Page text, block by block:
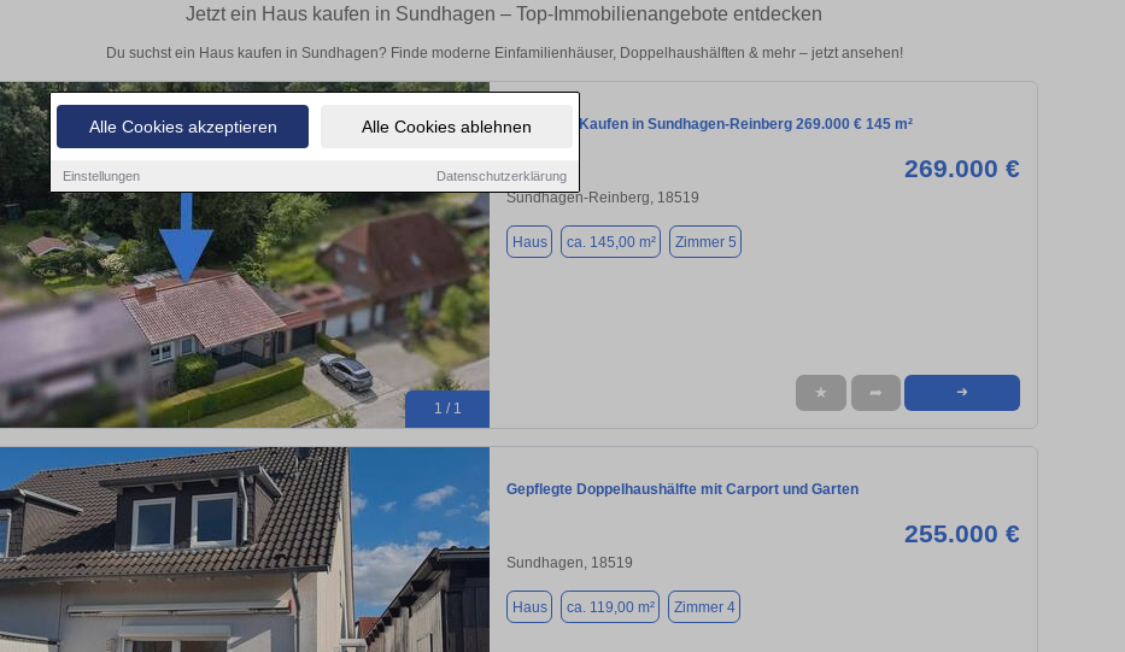
Alle Cookies akzeptieren Alle Cookies ablehnen
Einstellungen Datenschutzerklärung
Jetzt ein Haus kaufen in Sundhagen – Top-Immobilienangebote entdecken
Du suchst ein Haus kaufen in Sundhagen? Finde moderne Einfamilienhäuser, Doppelhaushälften & mehr – jetzt ansehen!
1 / 1
Haus zum Kaufen in Sundhagen-Reinberg 269.000 € 145 m²
269.000 €
Sundhagen-Reinberg, 18519
Haus ca. 145,00 m² Zimmer 5
★ ➦ ➜
Gepflegte Doppelhaushälfte mit Carport und Garten
255.000 €
Sundhagen, 18519
Haus ca. 119,00 m² Zimmer 4